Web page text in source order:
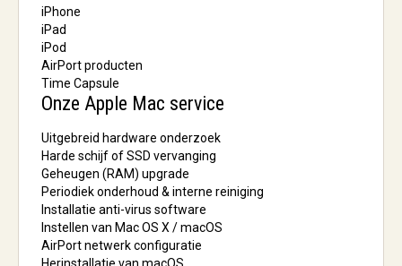
iPhone
iPad
iPod
AirPort producten
Time Capsule
Onze Apple Mac service
Uitgebreid hardware onderzoek
Harde schijf of SSD vervanging
Geheugen (RAM) upgrade
Periodiek onderhoud & interne reiniging
Installatie anti-virus software
Instellen van Mac OS X / macOS
AirPort netwerk configuratie